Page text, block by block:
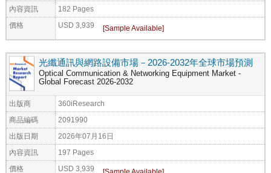
內容資訊 182 Pages
價格 USD 3,939
光纖通訊與網路設備市場－2026-2032年全球市場預測
Optical Communication & Networking Equipment Market -
Global Forecast 2026-2032
出版商 360iResearch
商品編碼 2091990
出版日期 2026年07月16日
內容資訊 197 Pages
價格 USD 3,939